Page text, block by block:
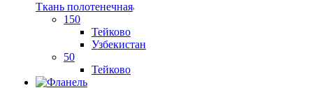
Ткань полотенечная
150
Тейково
Узбекистан
50
Тейково